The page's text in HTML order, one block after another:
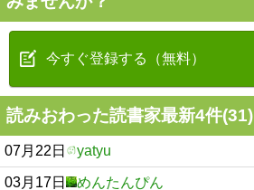
今すぐ登録する（無料）
読みおわった読書家最新4件(31)
07月22日 yatyu
03月17日 めんたんぴん